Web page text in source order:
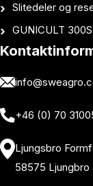
Slitedeler og
GUNICULT 300S
+46 (0) 70
Ljungsbro
58575 Ljungbro